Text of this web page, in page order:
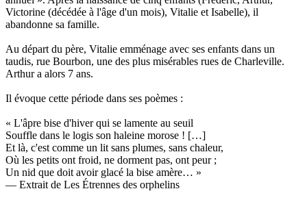
Victorine (décédée à l'âge d'un mois), Vitalie et Isabelle), il
abandonne sa famille.
Au départ du père, Vitalie emménage avec ses enfants dans un
taudis, rue Bourbon, une des plus misérables rues de Charleville.
Arthur a alors 7 ans.
Il évoque cette période dans ses poèmes :
« L'âpre bise d'hiver qui se lamente au seuil
Souffle dans le logis son haleine morose ! […]
Et là, c'est comme un lit sans plumes, sans chaleur,
Où les petits ont froid, ne dorment pas, ont peur ;
Un nid que doit avoir glacé la bise amère… »
— Extrait de Les Étrennes des orphelins